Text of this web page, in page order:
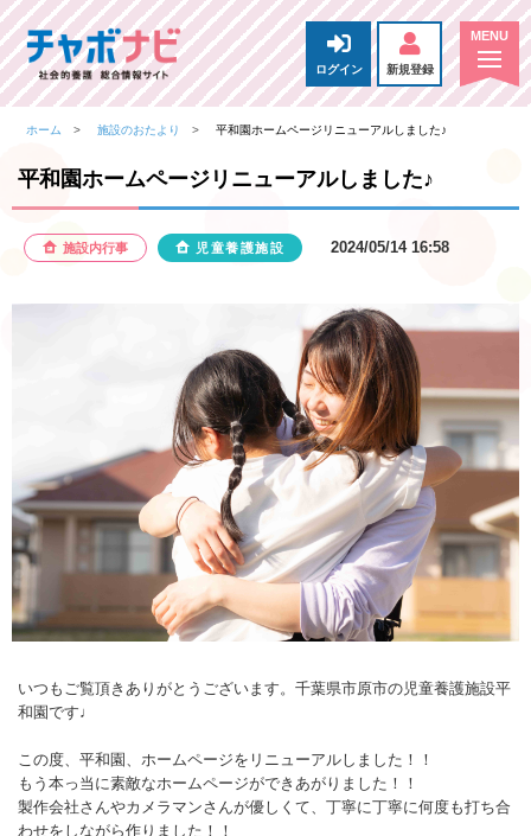
ログイン 新規登録
ホーム 施設のおたより 平和園ホームページリニューアルしました♪
平和園ホームページリニューアルしました♪
施設内行事 児童養護施設 2024/05/14 16:58
いつもご覧頂きありがとうございます。千葉県市原市の児童養護施設平
和園です♩
この度、平和園、ホームページをリニューアルしました！！
もう本っ当に素敵なホームページができあがりました！！
製作会社さんやカメラマンさんが優しくて、丁寧に丁寧に何度も打ち合
わせをしながら作りました！！